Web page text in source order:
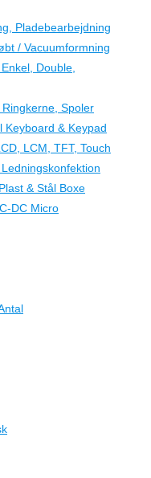
Pladebearbejdning
/ Vacuumformning
Double,
Spoler
Keyboard & Keypad
LCM, TFT, Touch
& Stål Boxe
DC Micro